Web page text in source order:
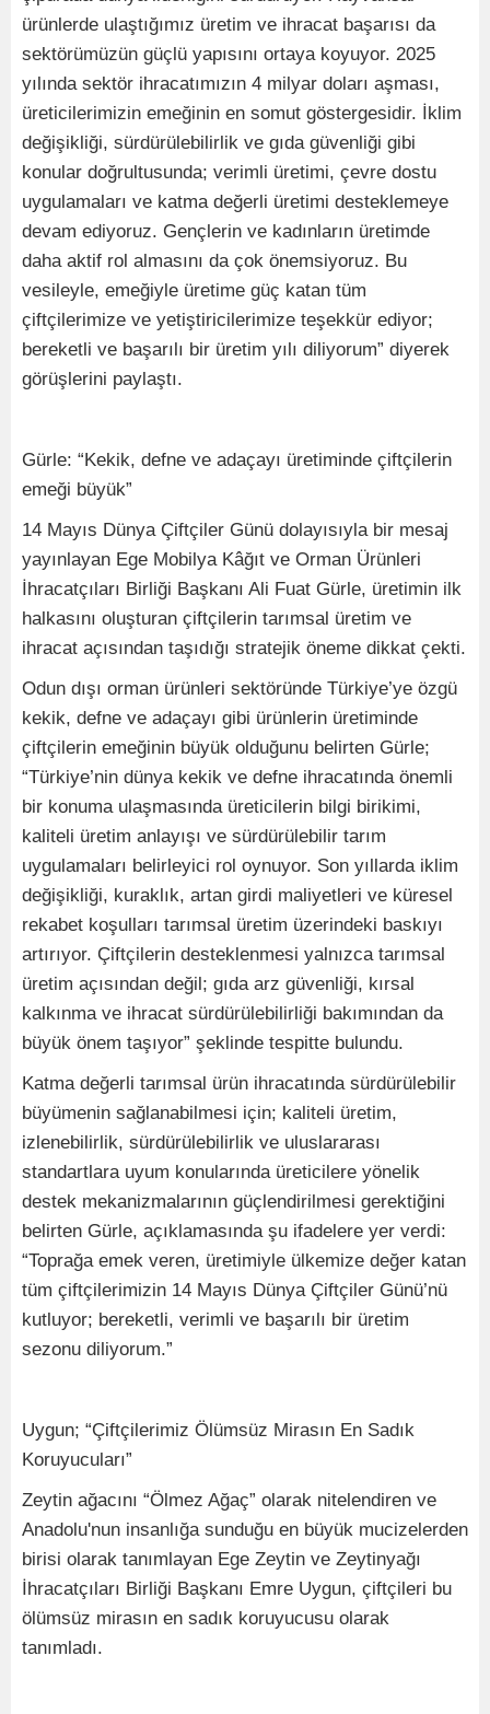
ürünlerde ulaştığımız üretim ve ihracat başarısı da
sektörümüzün güçlü yapısını ortaya koyuyor. 2025
yılında sektör ihracatımızın 4 milyar doları aşması,
üreticilerimizin emeğinin en somut göstergesidir. İklim
değişikliği, sürdürülebilirlik ve gıda güvenliği gibi
konular doğrultusunda; verimli üretimi, çevre dostu
uygulamaları ve katma değerli üretimi desteklemeye
devam ediyoruz. Gençlerin ve kadınların üretimde
daha aktif rol almasını da çok önemsiyoruz. Bu
vesileyle, emeğiyle üretime güç katan tüm
çiftçilerimize ve yetiştiricilerimize teşekkür ediyor;
bereketli ve başarılı bir üretim yılı diliyorum” diyerek
görüşlerini paylaştı.
Gürle: “Kekik, defne ve adaçayı üretiminde çiftçilerin
emeği büyük”
14 Mayıs Dünya Çiftçiler Günü dolayısıyla bir mesaj
yayınlayan Ege Mobilya Kâğıt ve Orman Ürünleri
İhracatçıları Birliği Başkanı Ali Fuat Gürle, üretimin ilk
halkasını oluşturan çiftçilerin tarımsal üretim ve
ihracat açısından taşıdığı stratejik öneme dikkat çekti.
Odun dışı orman ürünleri sektöründe Türkiye’ye özgü
kekik, defne ve adaçayı gibi ürünlerin üretiminde
çiftçilerin emeğinin büyük olduğunu belirten Gürle;
“Türkiye’nin dünya kekik ve defne ihracatında önemli
bir konuma ulaşmasında üreticilerin bilgi birikimi,
kaliteli üretim anlayışı ve sürdürülebilir tarım
uygulamaları belirleyici rol oynuyor. Son yıllarda iklim
değişikliği, kuraklık, artan girdi maliyetleri ve küresel
rekabet koşulları tarımsal üretim üzerindeki baskıyı
artırıyor. Çiftçilerin desteklenmesi yalnızca tarımsal
üretim açısından değil; gıda arz güvenliği, kırsal
kalkınma ve ihracat sürdürülebilirliği bakımından da
büyük önem taşıyor” şeklinde tespitte bulundu.
Katma değerli tarımsal ürün ihracatında sürdürülebilir
büyümenin sağlanabilmesi için; kaliteli üretim,
izlenebilirlik, sürdürülebilirlik ve uluslararası
standartlara uyum konularında üreticilere yönelik
destek mekanizmalarının güçlendirilmesi gerektiğini
belirten Gürle, açıklamasında şu ifadelere yer verdi:
“Toprağa emek veren, üretimiyle ülkemize değer katan
tüm çiftçilerimizin 14 Mayıs Dünya Çiftçiler Günü’nü
kutluyor; bereketli, verimli ve başarılı bir üretim
sezonu diliyorum.”
Uygun; “Çiftçilerimiz Ölümsüz Mirasın En Sadık
Koruyucuları”
Zeytin ağacını “Ölmez Ağaç” olarak nitelendiren ve
Anadolu'nun insanlığa sunduğu en büyük mucizelerden
birisi olarak tanımlayan Ege Zeytin ve Zeytinyağı
İhracatçıları Birliği Başkanı Emre Uygun, çiftçileri bu
ölümsüz mirasın en sadık koruyucusu olarak
tanımladı.